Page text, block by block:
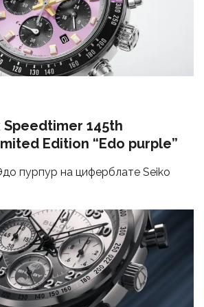
Speedtimer 145th
Edition “Edo purple”
пурпур на циферблате Seiko